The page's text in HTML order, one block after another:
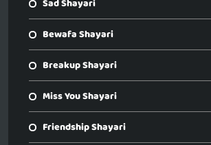
Sad Shayari
Bewafa Shayari
Breakup Shayari
Miss You Shayari
Friendship Shayari